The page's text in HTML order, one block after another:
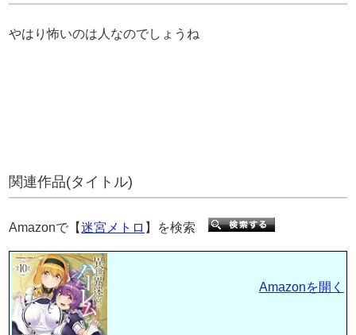
やはり怖いのは人なのでしょうね
関連作品(タイトル)
Amazonで【迷宮メトロ 】を検索
Amazonを開く